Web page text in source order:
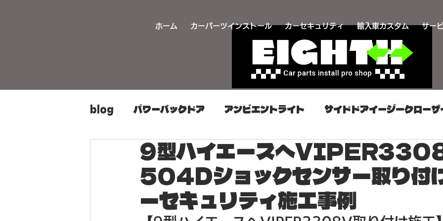
ホーム カーパーツインストール カーセキュリティ 輸入車カスタム サー
blog パワーバックドア アンビエントライト サイドドアイージークローザ
カーパーツ持ち込み取り付け カーセキュリティ取り付け 同時施工プラン
ヘッドライト加工 旧車カスタム プッシュスタート取り付け スマート
9型ハイエースへ
504Dショックセンサー取り付
ーセキュリティ施工事例